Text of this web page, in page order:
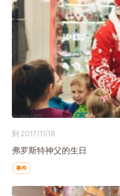
到 2017/11/18
弗罗斯特神父的生日
事件